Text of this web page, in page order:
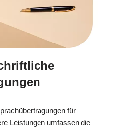
für
Leistungen umfassen die